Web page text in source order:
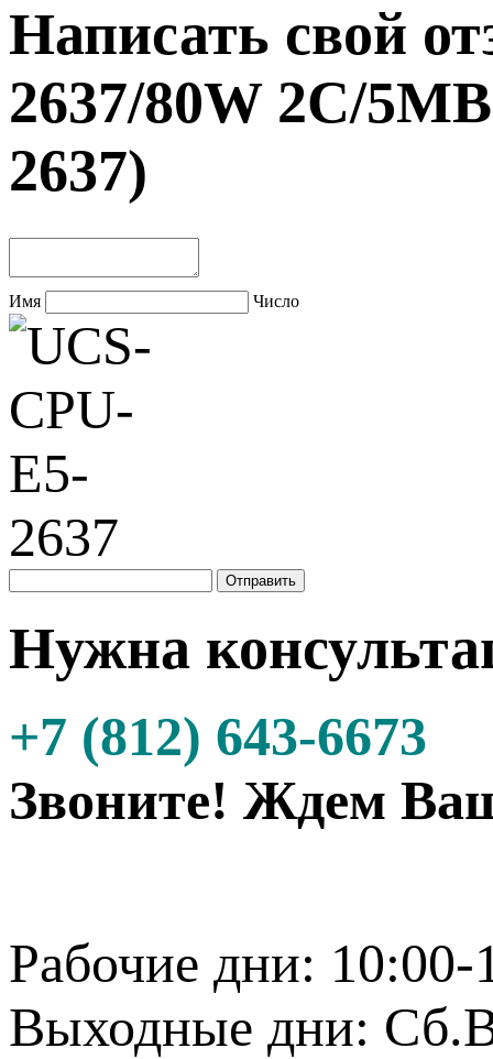
Написать свой
2637/80W 2C/
2637)
Имя Число
Нужна
+7 (812) 643-6673
Звоните! Ждем
Рабочие дни: 10:00-
Выходные дни: